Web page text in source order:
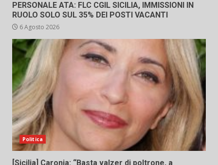
PERSONALE ATA: FLC CGIL SICILIA, IMMISSIONI IN
RUOLO SOLO SUL 35% DEI POSTI VACANTI
6 Agosto 2026
Politica
[Sicilia] Caronia: “Basta valzer di poltrone, a